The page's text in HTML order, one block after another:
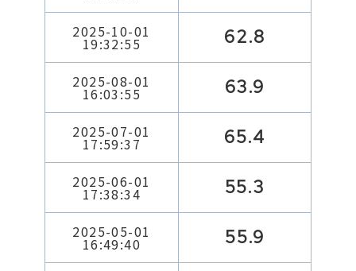
2025-10-01
19:32:55 62.8
2025-08-01
16:03:55 63.9
2025-07-01
17:59:37 65.4
2025-06-01
17:38:34 55.3
2025-05-01
16:49:40 55.9